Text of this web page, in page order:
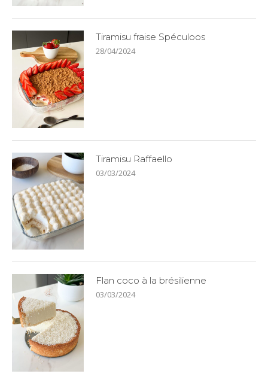
Tiramisu fraise Spéculoos
28/04/2024
Tiramisu Raffaello
03/03/2024
Flan coco à la brésilienne
03/03/2024